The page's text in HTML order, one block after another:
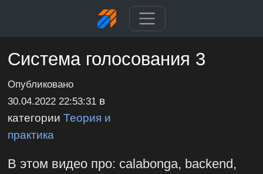
Система голосования 3
Опубликовано
30.04.2022 22:53:31 в
категорииТеория и
практика
В этом видео про: calabonga, backend,